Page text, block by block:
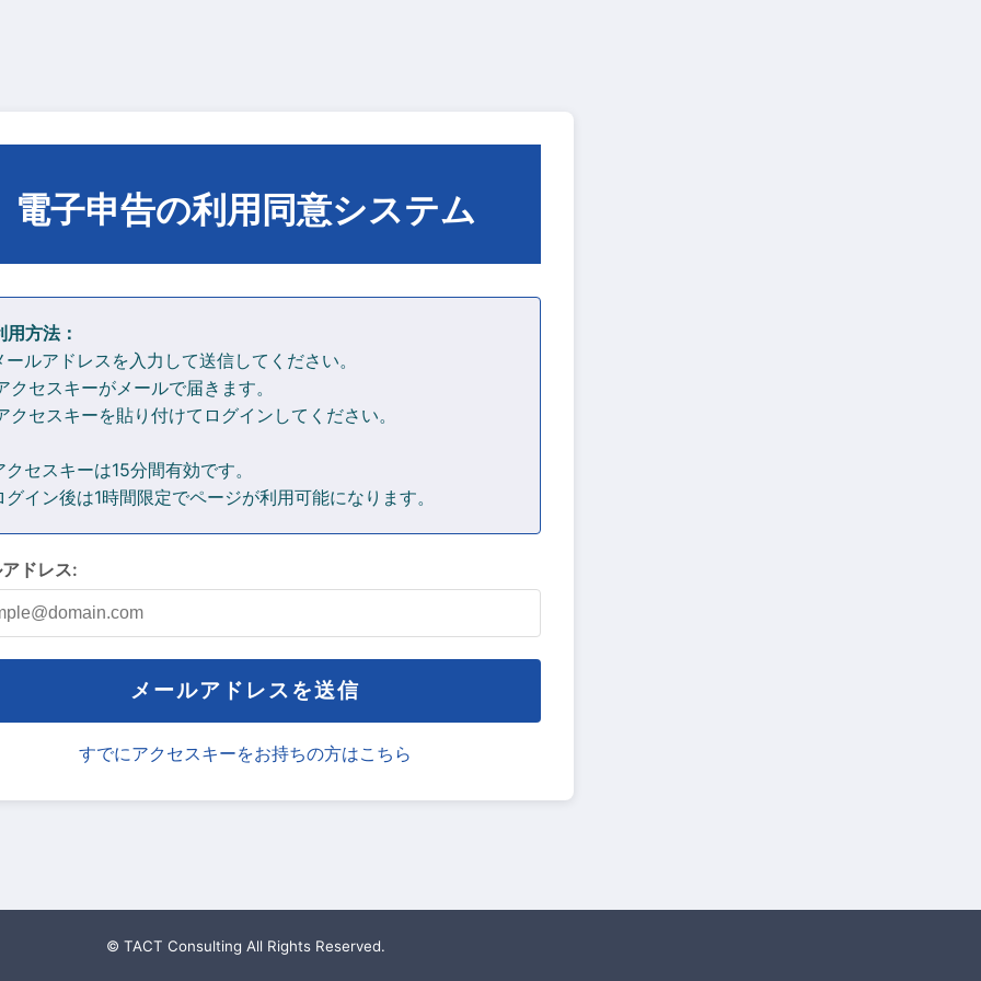
電子申告の利用同意システム
用方法：
ールアドレスを入力して送信してください。
クセスキーがメールで届きます。
クセスキーを貼り付けてログインしてください。
クセスキーは15分間有効です。
グイン後は1時間限定でページが利用可能になります。
ドレス:
メールアドレスを送信
すでにアクセスキーをお持ちの方はこちら
© TACT Consulting All Rights Reserved.